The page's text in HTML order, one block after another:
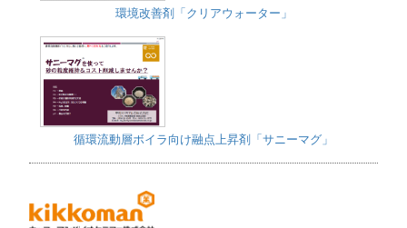
環境改善剤「クリアウォーター」
循環流動層ボイラ向け融点上昇剤「サニーマグ」